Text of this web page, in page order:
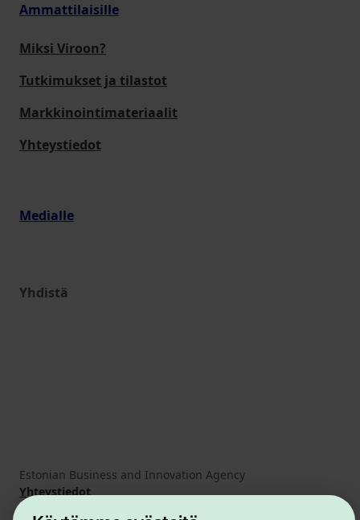
Ammattilaisille
Miksi Viroon?
Tutkimukset ja tilastot
Markkinointimateriaalit
Yhteystiedot
Medialle
Yhdistä
Estonian Business and Innovation Agency
Yhteystiedot
Yhteistyökumppanit